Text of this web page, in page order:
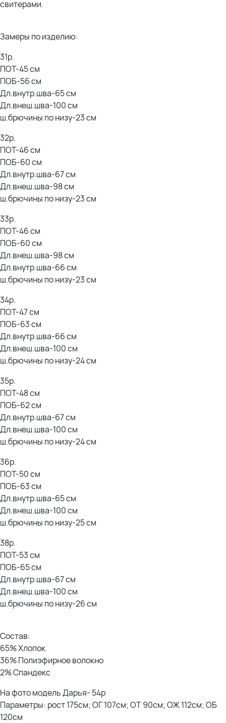
ПОБ-62 см
ш.брючины по низу-24 см
36р.
ПОТ-50 см
ПОБ-63 см
Дл.внеш.шва-100 см
ш.брючины по низу-25 см
ПОТ-53 см
ПОБ-65 см
Дл.внутр.шва-67 см
Дл.внеш.шва-100 см
ш.брючины по низу-26 см
Состав:
36% Полиэфирное волокно
2% Спандекс
свитерами.
Замеры по изделию:
31р.
ПОТ-45 см
ПОБ-56 см
Дл.внутр.шва-65 см
Дл.внеш.шва-100 см
ш.брючины по низу-23 см
32р.
ПОТ-46 см
ПОБ-60 см
Дл.внутр.шва-67 см
Дл.внеш.шва-98 см
ш.брючины по низу-23 см
33р.
ПОТ-46 см
ПОБ-60 см
Дл.внеш.шва-98 см
Дл.внутр.шва-66 см
ш.брючины по низу-23 см
34р.
ПОТ-47 см
ПОБ-63 см
Дл.внутр.шва-66 см
Дл.внеш.шва-100 см
ш.брючины по низу-24 см
35р.
ПОТ-48 см
ПОБ-62 см
Дл.внутр.шва-67 см
Дл.внеш.шва-100 см
ш.брючины по низу-24 см
36р.
ПОТ-50 см
ПОБ-63 см
Дл.внутр.шва-65 см
Дл.внеш.шва-100 см
ш.брючины по низу-25 см
38р.
ПОТ-53 см
ПОБ-65 см
Дл.внутр.шва-67 см
Дл.внеш.шва-100 см
ш.брючины по низу-26 см
Состав:
65% Хлопок
36% Полиэфирное волокно
2% Спандекс
На фото модель Дарья- 54р
Параметры: рост 175см; ОГ 107см; ОТ 90см; ОЖ 112см; ОБ
120см